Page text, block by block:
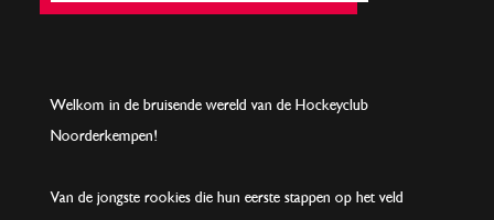
Welkom in de bruisende wereld van de Hockeyclub
Noorderkempen!
Van de jongste rookies die hun eerste stappen op het veld